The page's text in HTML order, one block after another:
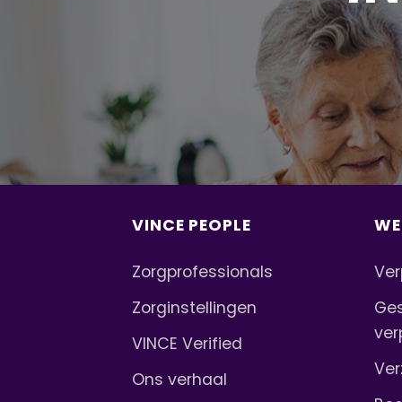
VINCE PEOPLE
Zorgprofessionals
Zorginstellingen
VINCE Verified
Ons verhaal